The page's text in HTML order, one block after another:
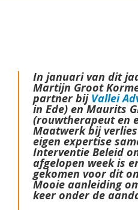
In januari van dit
Martijn Groot
partner bij Vallei
in Ede) en Maurits
(rouwtherapeut en
Maatwerk bij
eigen expertise
Interventie Beleid
afgelopen week is
gekomen voor dit
Mooie aanleiding
keer onder de